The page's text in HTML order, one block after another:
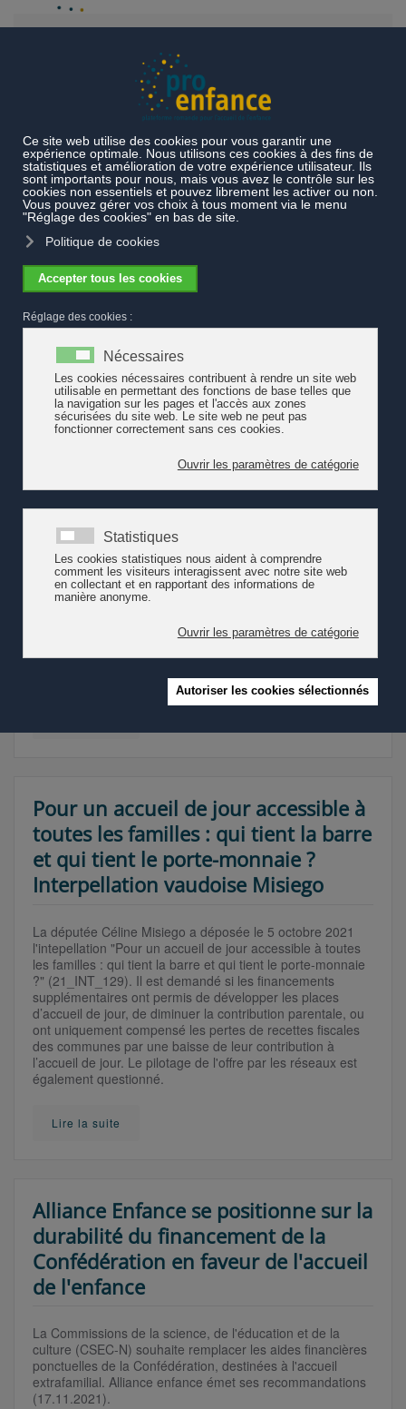
1 franc pour chaque enfant de la
part de la Confédération : un
soutien pour l’accueil de l’enfance
pro enfancedemande à la Confédération 1 franc par
enfant et par heure d’accueil. Un tel geste permet de
pris beaucoup de retard en la matière, il est urgent d’agir.
Lire la suite
ensemble la politique de l'enfance)
publie aux éditions érès "Enfance,
l'état d'urgence. Nos exigences pour
2022 et après" (2021). A partir des
constats de leurs réalités
quotidiennes, les professionnels des
les politiques actuellement à l’œuvre.
Ils se veulent force de proposition
pour une réelle politique de
l’enfance.
Pour un accueil de jour accessible à
toutes les familles : qui tient la barre
et qui tient le porte-monnaie ?
Interpellation vaudoise Misiego
La députée Céline Misiego a déposée le 5 octobre 2021
l'intepellation "Pour un accueil de jour accessible à toutes
les familles : qui tient la barre et qui tient le porte-monnaie
?" (21_INT_129). Il est demandé si les financements
supplémentaires ont permis de développer les places
d’accueil de jour, de diminuer la contribution parentale, ou
ont uniquement compensé les pertes de recettes fiscales
des communes par une baisse de leur contribution à
l’accueil de jour. Le pilotage de l'offre par les réseaux est
également questionné.
Lire la suite
Alliance Enfance se positionne sur la
durabilité du financement de la
Confédération en faveur de l'accueil
de l'enfance
La Commissions de la science, de l'éducation et de la
culture (CSEC-N) souhaite remplacer les aides financières
ponctuelles de la Confédération, destinées à l'accueil
extrafamilial. Alliance enfance émet ses recommandations
(17.11.2021).